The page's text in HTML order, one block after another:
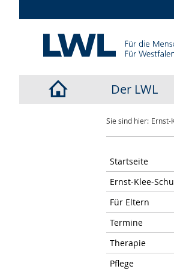
Der LWL
Sie sind hier: Ernst-
Startseite
Ernst-Klee-
Für Eltern
Termine
Therapie
Pflege